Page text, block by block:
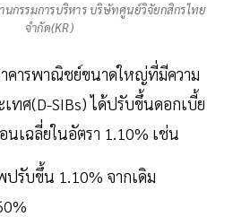
นกรรมการบริหาร บริษัทศูนย์วิจัยกสิกรไทย
จำกัด(KR)
คารพาณิชย์ขนาดใหญ่ที่มีความ
ทศ(D-SIBs) ได้ปรับขึ้นดอกเบี้ย
นเฉลี่ยในอัตรา 1.10% เช่น
ปรับขึ้น 1.10% จากเดิม